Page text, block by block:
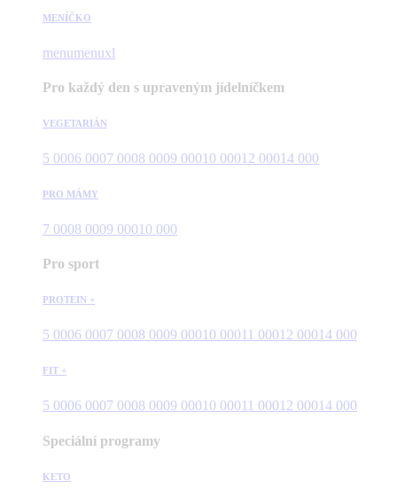
MENÍČKO
menumenuxl
Pro každý den s upraveným jídelníčkem
VEGETARIÁN
5 0006 0007 0008 0009 00010 00012 00014 000
PRO MÁMY
7 0008 0009 00010 000
Pro sport
PROTEIN +
5 0006 0007 0008 0009 00010 00011 00012 00014 000
FIT +
5 0006 0007 0008 0009 00010 00011 00012 00014 000
Speciální programy
KETO